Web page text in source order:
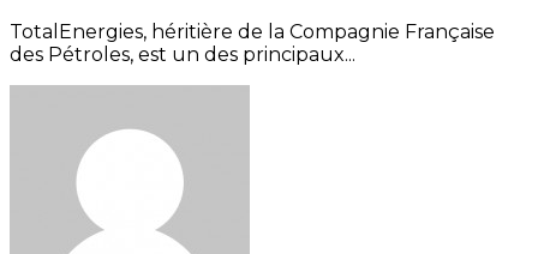
TotalEnergies, héritière de la Compagnie Française
des Pétroles, est un des principaux...